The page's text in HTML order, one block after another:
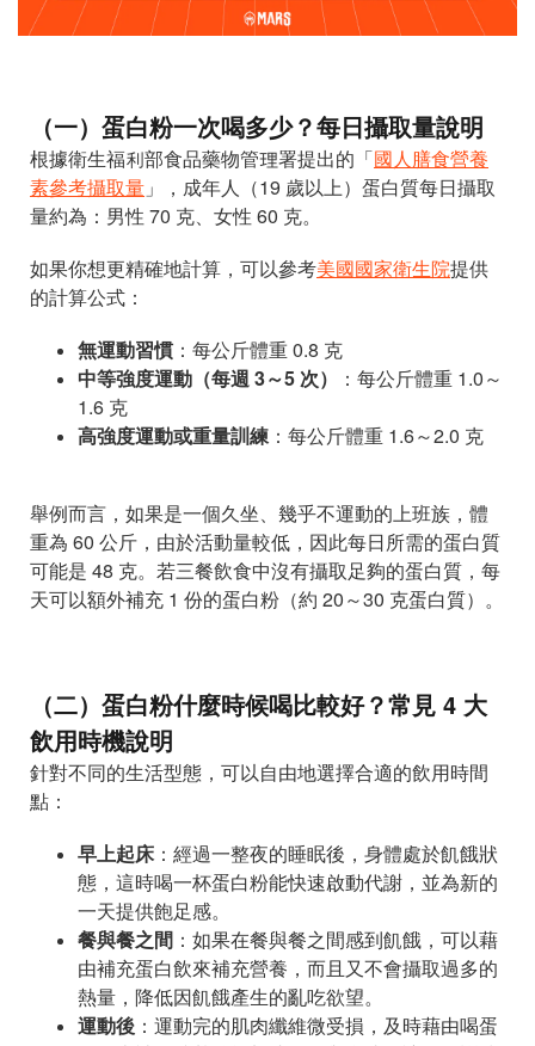
（一）蛋白粉一次喝多少？每日攝取量說明
根據衛生福利部食品藥物管理署提出的「國人膳食營養
素參考攝取量 」，成年人（19 歲以上）蛋白質每日攝取
量約為：男性 70 克、女性 60 克。
如果你想更精確地計算，可以參考美國國家衛生院提供
的計算公式：
無運動習慣 ：每公斤體重 0.8 克
中等強度運動（每週 3～5 次）
：每公斤體重 1.0～
1.6 克
高強度運動或重量訓練：每公斤體重 1.6～2.0 克
舉例而言，如果是一個久坐、幾乎不運動的上班族，體
重為 60 公斤，由於活動量較低，因此每日所需的蛋白質
可能是 48 克。若三餐飲食中沒有攝取足夠的蛋白質，每
天可以額外補充 1 份的蛋白粉（約 20～30 克蛋白質）。
（二）蛋白粉什麼時候喝比較好？常見 4 大
飲用時機說明
針對不同的生活型態，可以自由地選擇合適的飲用時間
點：
早上起床：經過一整夜的睡眠後，身體處於飢餓狀
態，這時喝一杯蛋白粉能快速啟動代謝，並為新的
一天提供飽足感。
餐與餐之間 ：如果在餐與餐之間感到飢餓，可以藉
由補充蛋白飲來補充營養，而且又不會攝取過多的
熱量，降低因飢餓產生的亂吃欲望。
運動後 ：運動完的肌肉纖維微受損，及時藉由喝蛋